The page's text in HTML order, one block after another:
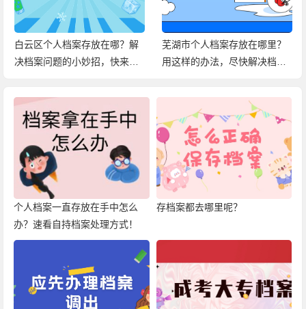
白云区个人档案存放在哪？解
决档案问题的小妙招，快来查
芜湖市个人档案存放在哪里？
用这样的办法，尽快解决档案
个人档案一直存放在手中怎么
办？速看自持档案处理方式！
存档案都去哪里呢？